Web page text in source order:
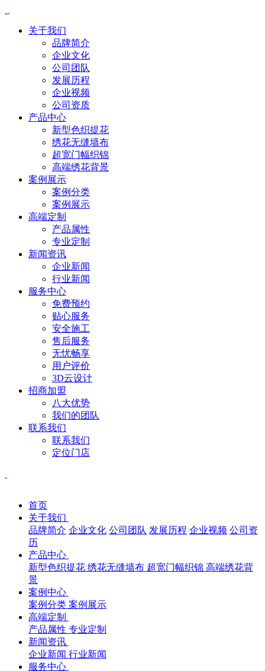
关于我们
品牌简介
企业文化
公司团队
发展历程
企业视频
公司资质
产品中心
新型色织提花
绣花无缝墙布
超宽门幅织锦
高端绣花背景
案例展示
案例分类
案例展示
高端定制
产品属性
专业定制
新闻资讯
企业新闻
行业新闻
服务中心
免费预约
贴心服务
安全施工
售后服务
无忧畅享
用户评价
3D云设计
招商加盟
八大优势
我们的团队
联系我们
联系我们
定位门店
首页
关于我们
品牌简介 企业文化 公司团队 发展历程 企业视频 公司资
历
产品中心
新型色织提花 绣花无缝墙布 超宽门幅织锦 高端绣花背
景
案例中心
案例分类 案例展示
高端定制
产品属性 专业定制
新闻资讯
企业新闻 行业新闻
服务中心